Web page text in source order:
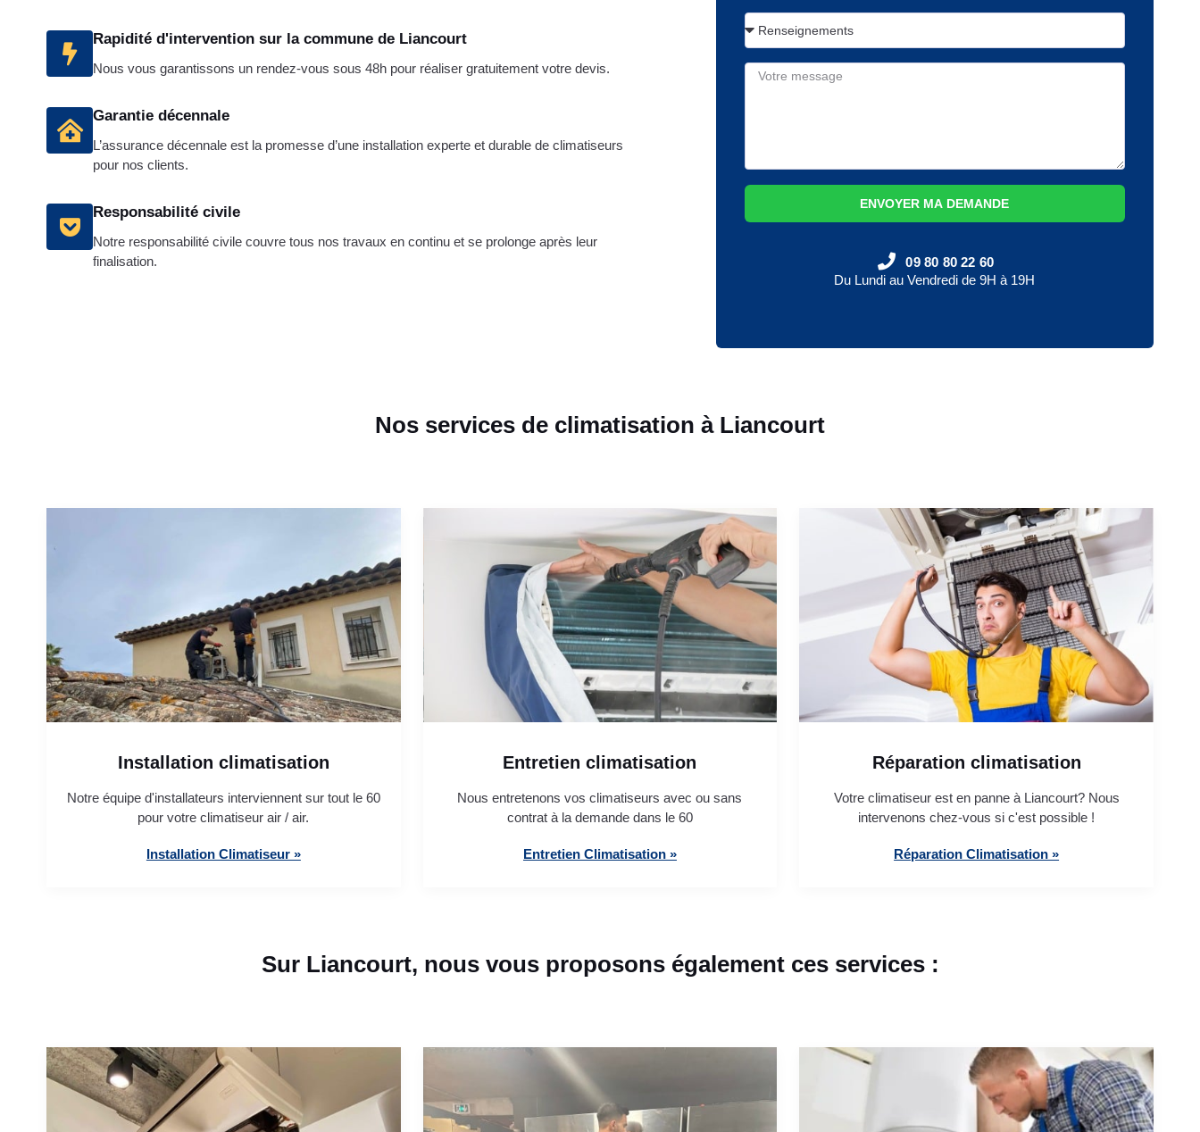
Rapidité d'intervention sur la commune de Liancourt
Nous vous garantissons un rendez-vous sous 48h pour réaliser gratuitement votre devis.
Garantie décennale
L’assurance décennale est la promesse d’une installation experte et durable de climatiseurs
pour nos clients.
Responsabilité civile
Notre responsabilité civile couvre tous nos travaux en continu et se prolonge après leur
finalisation.
ENVOYER MA DEMANDE
09 80 80 22 60
Du Lundi au Vendredi de 9H à 19H
Nos services de climatisation à Liancourt
Installation climatisation
Notre équipe d'installateurs interviennent sur tout le 60
pour votre climatiseur air / air.
Installation Climatiseur »
Entretien climatisation
Nous entretenons vos climatiseurs avec ou sans
contrat à la demande dans le 60
Entretien Climatisation »
Réparation climatisation
Votre climatiseur est en panne à Liancourt? Nous
intervenons chez-vous si c'est possible !
Réparation Climatisation »
Sur Liancourt, nous vous proposons également ces services :